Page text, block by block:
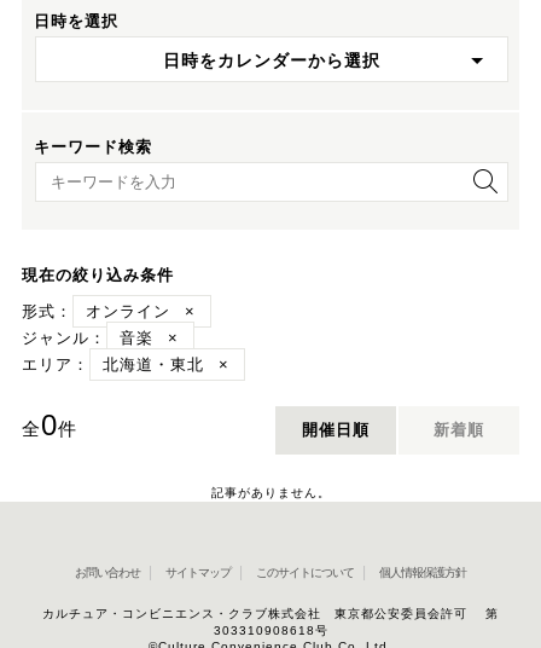
日時を選択
日時をカレンダーから選択
キーワード検索
キーワード検索
現在の絞り込み条件
形式：
オンライン
×
ジャンル：
音楽
×
エリア：
北海道・東北 ×
全0件 開催日順 新着順
記事がありません。
お問い合わせ サイトマップ このサイトについて 個人情報保護方針
カルチュア・コンビニエンス・クラブ株式会社 東京都公安委員会許可 第
303310908618号